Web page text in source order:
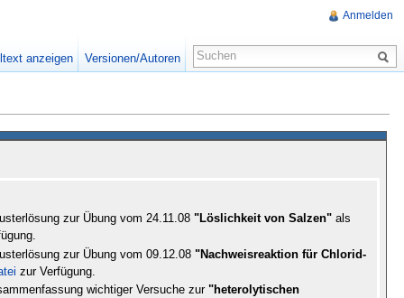
zur Übung vom 24.11.08"Löslichkeit von Salzen" als
zur Übung vom 09.12.08"Nachweisreaktion für Chlorid-
zur Verfügung.
wichtiger Versuche zur"heterolytischen
Anmelden
anzeigen Versionen/Autoren